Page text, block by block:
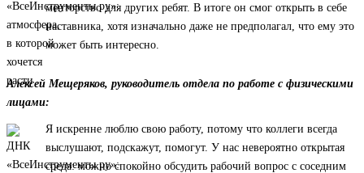
менторство для других ребят. В итоге он смог открыть в себе
наставника, хотя изначально даже не предполагал, что ему это
может быть интересно.
Алексей Мещеряков, руководитель отдела по работе с физическими
лицами:
Я искренне люблю свою работу, потому что коллеги всегда
выслушают, подскажут, помогут. У нас невероятно открытая
среда: можно спокойно обсудить рабочий вопрос с соседним